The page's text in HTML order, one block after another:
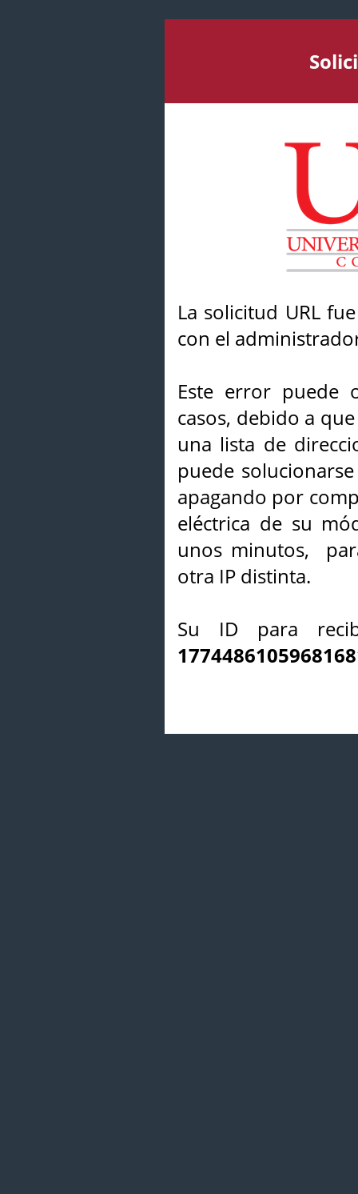
La solicitud URL
con el
Este error puede
casos, debido a
una lista de
puede
apagando por
eléctrica de su
unos minutos,
otra IP distinta.
Su ID para